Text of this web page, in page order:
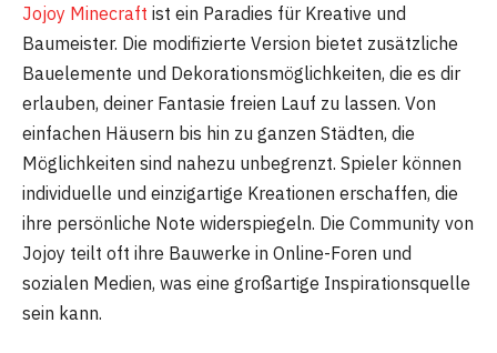
Jojoy Minecraft ist ein Paradies für Kreative und
Baumeister. Die modifizierte Version bietet zusätzliche
Bauelemente und Dekorationsmöglichkeiten, die es dir
erlauben, deiner Fantasie freien Lauf zu lassen. Von
einfachen Häusern bis hin zu ganzen Städten, die
Möglichkeiten sind nahezu unbegrenzt. Spieler können
individuelle und einzigartige Kreationen erschaffen, die
ihre persönliche Note widerspiegeln. Die Community von
Jojoy teilt oft ihre Bauwerke in Online-Foren und
sozialen Medien, was eine großartige Inspirationsquelle
sein kann.